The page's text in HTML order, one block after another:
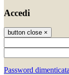
Accedi
button close ×
Password